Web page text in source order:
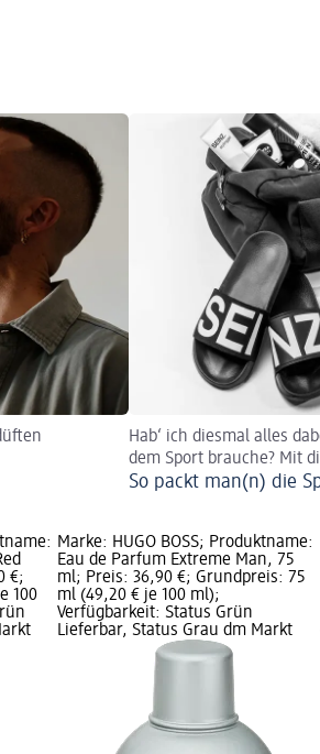
Hab‘ ich diesmal alles
dem Sport brauche? Mit
So packt man(n) die
€;
100
Marke: HUGO BOSS; Produktname:
Eau de Parfum Extreme Man, 75
ml; Preis: 36,90 €; Grundpreis: 75
ml (49,20 € je 100 ml);
Verfügbarkeit: Status Grün
Lieferbar, Status Grau dm Markt